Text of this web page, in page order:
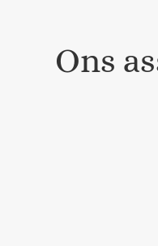
Ons